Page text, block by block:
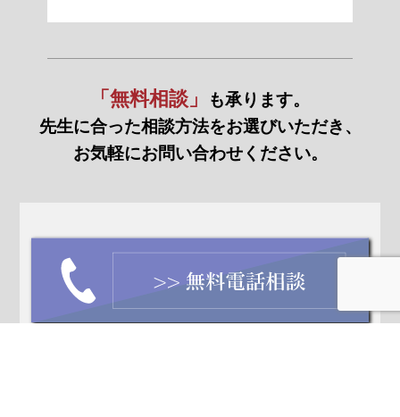
「無料相談」
も承ります。
先生に合った相談方法をお選びいただき、
お気軽にお問い合わせください。